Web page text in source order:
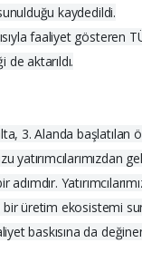
kaydedildi.
faaliyet gösteren
aktarıldı.
3. Alanda başlatılan
üretim ekosistemi
baskısına da